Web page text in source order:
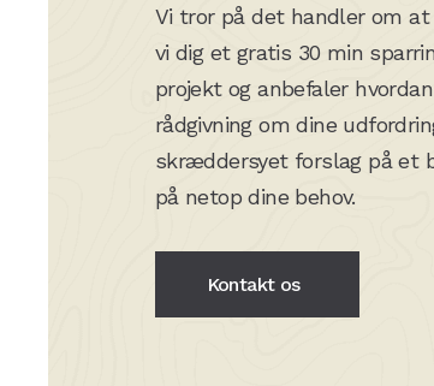
Vi tror på det handler om
vi dig et gratis 30 min
projekt og anbefaler
rådgivning om dine
skræddersyet forslag på et
på netop dine behov.
Kontakt os